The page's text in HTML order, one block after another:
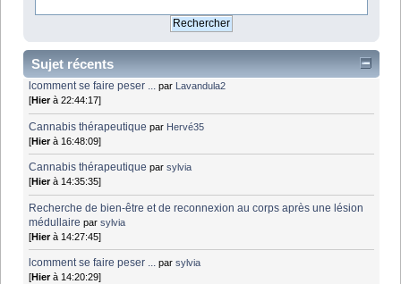
Sujet récents
lcomment se faire peser ... par
Lavandula2
[Hierà 22:44:17]
Cannabis thérapeutique par Hervé35
[Hierà 16:48:09]
Cannabis thérapeutique parsylvia
[Hierà 14:35:35]
Recherche de bien-être et de reconnexion au corps après une lésion
médullaire parsylvia
[Hierà 14:27:45]
lcomment se faire peser ... parsylvia
[Hierà 14:20:29]